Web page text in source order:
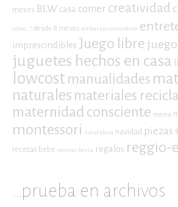
meses BLW casa comer creatividad
cómo...? desde 8 meses embarazo consciente
imprescindibles Juego libre
juguetes hechos en casa
lowcost manualidades
naturales materiales
maternidad consciente menú
montessori naturaleza navidad piezas
recetas bebe recetas fiesta regalos reggio-
…prueba en archivos